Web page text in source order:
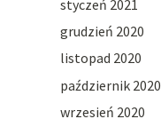
styczeń 2021
grudzień 2020
listopad 2020
październik 2020
wrzesień 2020